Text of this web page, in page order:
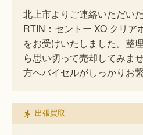
北上市よりご連絡いただい
RTIN：セントー XO クリア
をお受けいたしました。整
ら思い切って売却してみま
方へバイセルがしっかりお
出張買取